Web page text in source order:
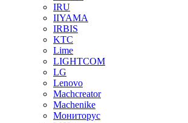
IRU
IIYAMA
IRBIS
KTC
Lime
LIGHTCOM
LG
Lenovo
Machcreator
Machenike
Мониторус